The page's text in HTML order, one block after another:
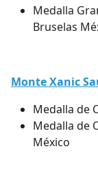
Medalla
Bruselas
Monte Xanic
Medalla de
Medalla de
México